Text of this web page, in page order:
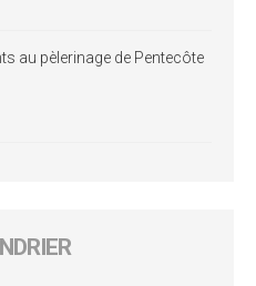
au pèlerinage de Pentecôte